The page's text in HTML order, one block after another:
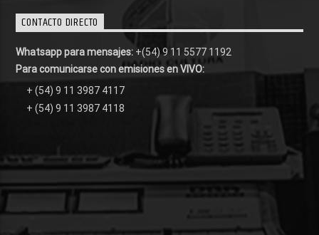
CONTACTO DIRECTO
Whatsapp para mensajes: +(54) 9 11 5577 1192
Para comunicarse con emisiones en VIVO:
+ (54) 9 11 3987 4117
+ (54) 9 11 3987 4118